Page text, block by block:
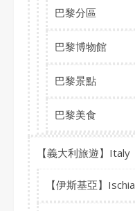
巴黎分區
巴黎博物館
巴黎景點
巴黎美食
【義大利旅遊】Italy
【伊斯基亞】Ischia